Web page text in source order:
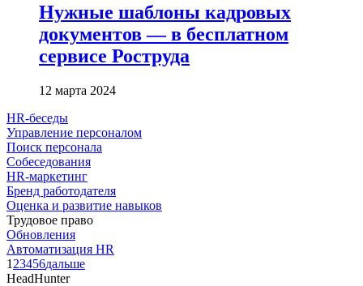
Нужные шаблоны кадровых
документов — в бесплатном
сервисе Роструда
12 марта 2024
HR-беседы
Управление персоналом
Поиск персонала
Собеседования
HR-маркетинг
Бренд работодателя
Оценка и развитие навыков
Трудовое право
Обновления
Автоматизация HR
1 23456дальше
HeadHunter